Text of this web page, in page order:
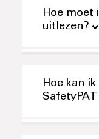
Hoe moet
uitlezen?
Hoe kan